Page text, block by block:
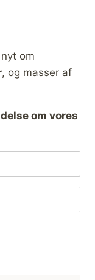
om
, og masser af
om vores